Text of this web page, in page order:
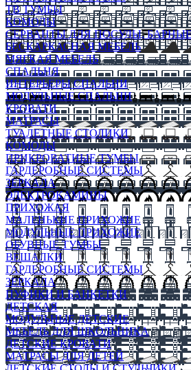
ТВ ТУМБЫ
КОМОДЫ
СЕРВАНТЫ ДЛЯ ПОСУДЫ,
БЕСКАРКАСНАЯ МЕБЕЛЬ
МЯГКАЯ МЕБЕЛЬ
СПАЛЬНЯ
ИНТЕРЬЕРЫ СПАЛЬНИ
МОДУЛЬНЫЕ СПАЛЬНИ
КРОВАТИ
МАТРАСЫ
ТУАЛЕТНЫЕ СТОЛИКИ
КОМОДЫ
ПРИКРОВАТНЫЕ ТУМБЫ
ГАРДЕРОБНЫЕ СИСТЕМЫ
ЗЕРКАЛА
ЭЛЕКТРОКАМИНЫ
ПРИХОЖАЯ
МАЛЕНЬКИЕ ПРИХОЖИЕ
МОДУЛЬНЫЕ ПРИХОЖИЕ
ОБУВНЫЕ ТУМБЫ
ВЕШАЛКИ
ГАРДЕРОБНЫЕ СИСТЕМЫ
ЗЕРКАЛА
ПУФИКИ И БАНКЕТКИ
ДЕТСКАЯ
МОДУЛЬНЫЕ ДЕТСКИЕ
МЕБЕЛЬ ДЛЯ ШКОЛЬНИКА
ДЕТСКИЕ КРОВАТИ
МАТРАСЫ ДЛЯ ДЕТЕЙ